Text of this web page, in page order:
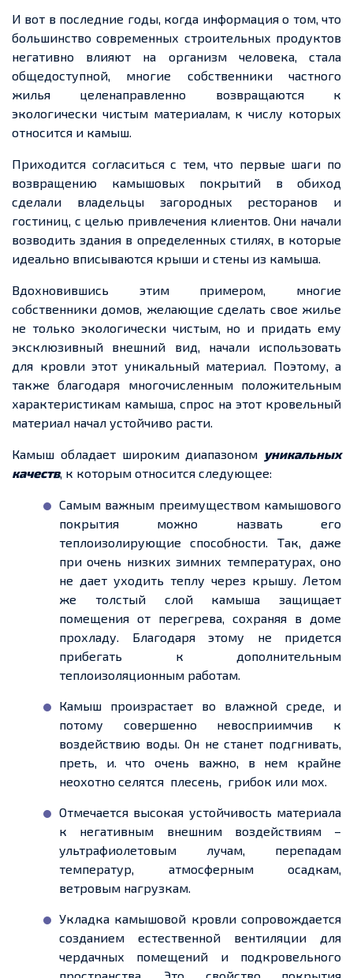
И вот в последние годы, когда информация о том, что
большинство современных строительных продуктов
негативно влияют на организм человека, стала
общедоступной, многие собственники частного
жилья целенаправленно возвращаются к
экологически чистым материалам, к числу которых
относится и камыш.
Приходится согласиться с тем, что первые шаги по
возвращению камышовых покрытий в обиход
сделали владельцы загородных ресторанов и
гостиниц, с целью привлечения клиентов. Они начали
возводить здания в определенных стилях, в которые
идеально вписываются крыши и стены из камыша.
Вдохновившись этим примером, многие
собственники домов, желающие сделать свое жилье
не только экологически чистым, но и придать ему
эксклюзивный внешний вид, начали использовать
для кровли этот уникальный материал. Поэтому, а
также благодаря многочисленным положительным
характеристикам камыша, спрос на этот кровельный
материал начал устойчиво расти.
Камыш обладает широким диапазоном уникальных
качеств, к которым относится следующее:
Самым важным преимуществом камышового
покрытия можно назвать его
теплоизолирующие способности. Так, даже
при очень низких зимних температурах, оно
не дает уходить теплу через крышу. Летом
же толстый слой камыша защищает
помещения от перегрева, сохраняя в доме
прохладу. Благодаря этому не придется
прибегать к дополнительным
теплоизоляционным работам.
Камыш произрастает во влажной среде, и
потому совершенно невосприимчив к
воздействию воды. Он не станет подгнивать,
преть, и. что очень важно, в нем крайне
неохотно селятся плесень, грибок или мох.
Отмечается высокая устойчивость материала
к негативным внешним воздействиям –
ультрафиолетовым лучам, перепадам
температур, атмосферным осадкам,
ветровым нагрузкам.
Укладка камышовой кровли сопровождается
созданием естественной вентиляции для
чердачных помещений и подкровельного